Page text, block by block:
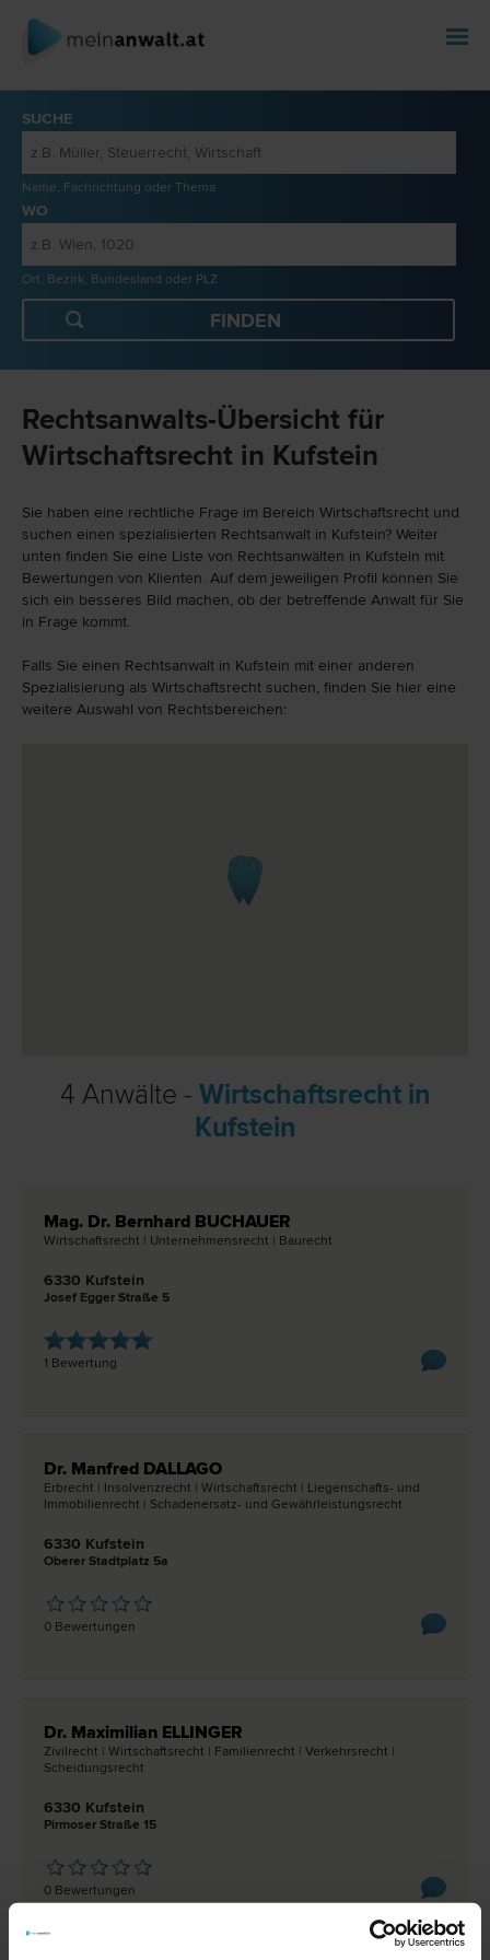
SUCHE
Name, Fachrichtung oder Thema
WO
Ort, Bezirk, Bundesland oder PLZ
Rechtsanwalts-Übersicht für
Wirtschaftsrecht in Kufstein
Sie haben eine rechtliche Frage im Bereich Wirtschaftsrecht und
suchen einen spezialisierten Rechtsanwalt in Kufstein? Weiter
unten finden Sie eine Liste von Rechtsanwälten in Kufstein mit
Bewertungen von Klienten. Auf dem jeweiligen Profil können Sie
sich ein besseres Bild machen, ob der betreffende Anwalt für Sie
in Frage kommt.
Falls Sie einen Rechtsanwalt in Kufstein mit einer anderen
Spezialisierung als Wirtschaftsrecht suchen, finden Sie hier eine
weitere Auswahl von Rechtsbereichen:
4 Anwälte - Wirtschaftsrecht in
Kufstein
Mag. Dr. Bernhard BUCHAUER
Wirtschafts­recht | Unternehmens­recht | Bau­recht
6330 Kufstein
Josef Egger Straße 5
1 Bewertung
Dr. Manfred DALLAGO
Erb­recht | Insolvenz­recht | Wirtschafts­recht | Liegenschafts- und
Immobilien­recht | Schadenersatz- und Gewährleistungs­recht
6330 Kufstein
Oberer Stadtplatz 5a
0 Bewertungen
Dr. Maximilian ELLINGER
Zivil­recht | Wirtschafts­recht | Familien­recht | Verkehrs­recht |
Scheidungs­recht
6330 Kufstein
Pirmoser Straße 15
0 Bewertungen